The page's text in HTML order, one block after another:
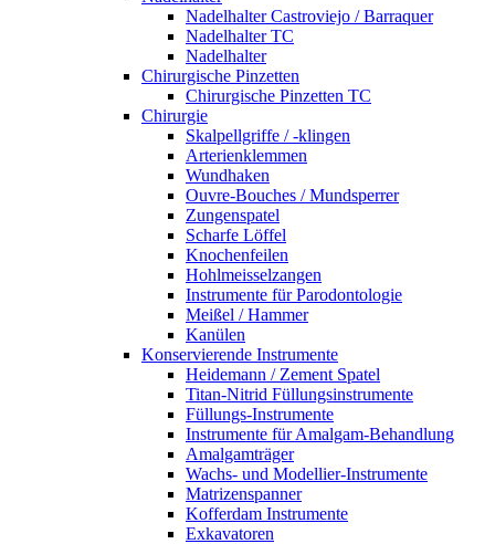
Nadelhalter Castroviejo / Barraquer
Nadelhalter TC
Nadelhalter
Chirurgische Pinzetten
Chirurgische Pinzetten TC
Chirurgie
Skalpellgriffe / -klingen
Arterienklemmen
Wundhaken
Ouvre-Bouches / Mundsperrer
Zungenspatel
Scharfe Löffel
Knochenfeilen
Hohlmeisselzangen
Instrumente für Parodontologie
Meißel / Hammer
Kanülen
Konservierende Instrumente
Heidemann / Zement Spatel
Titan-Nitrid Füllungsinstrumente
Füllungs-Instrumente
Instrumente für Amalgam-Behandlung
Amalgamträger
Wachs- und Modellier-Instrumente
Matrizenspanner
Kofferdam Instrumente
Exkavatoren